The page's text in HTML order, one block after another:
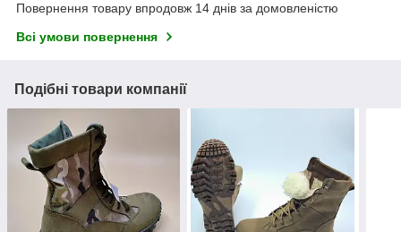
Повернення товару впродовж 14 днів за домовленістю
Всі умови повернення
Подібні товари компанії